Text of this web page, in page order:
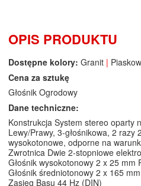
OPIS PRODUKTU
Dostępne kolory: Granit |
Cena za sztukę
Głośnik Ogrodowy
Dane techniczne:
Konstrukcja System stereo oparty
Lewy/Prawy, 3-głośnikowa, 2 razy
wysokotonowe, odporne na
Zwrotnica Dwie 2-stopniowe
Głośnik wysokotonowy 2 x 25 mm
Głośnik średniotonowy 2 x 165
Zasięg Basu 44 Hz (DIN)